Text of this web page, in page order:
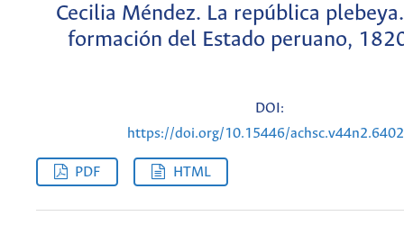
Cecilia Méndez. La república
formación del Estado peruano,
DOI:
https://doi.org/10.15446/
PDF HTML